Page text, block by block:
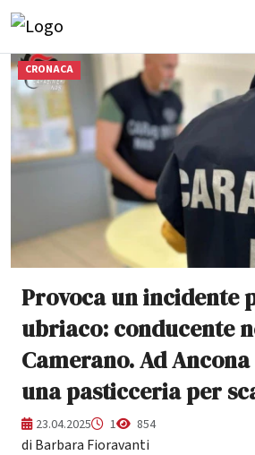
CRONACA
Provoca un incidente
ubriaco: conducente
Camerano. Ad
una pasticceria per
23.04.2025 1 854
di Barbara Fioravanti